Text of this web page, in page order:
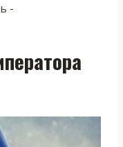
-